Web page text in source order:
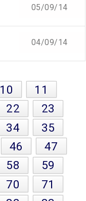
05/09/14
04/09/14
10
11
22
23
34
35
46
47
58
59
70
71